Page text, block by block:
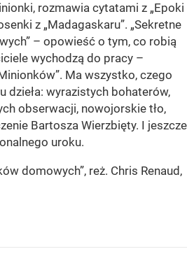
rozmawia cytatami z „Epoki
z „Madagaskaru”. „Sekretne
– opowieść o tym, co robią
wychodzą do pracy –
Ma wszystko, czego
dzieła: wyrazistych bohaterów,
obserwacji, nowojorskie tło,
Bartosza Wierzbięty. I jeszcze
uroku.
domowych”, reż. Chris Renaud,